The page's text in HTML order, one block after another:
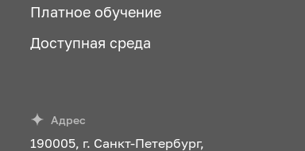
Платное обучение
Доступная среда
Адрес
190005, г. Санкт-Петербург,